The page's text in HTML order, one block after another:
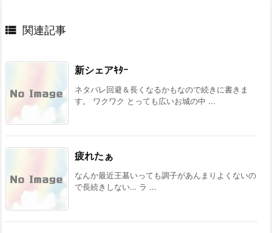
 関連記事
新シェアｷﾀｰ
ネタバレ回避＆長くなるかもなので続きに書きま
す。 ワクワク とっても広いお城の中 ...
疲れたぁ
なんか最近王墓いっても調子があんまりよくないの
で長続きしない… ラ ...